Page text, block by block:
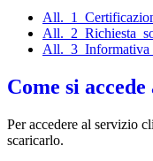
Come si
Per accedere al servizio
scaricarlo.